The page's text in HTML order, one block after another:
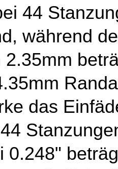
44
während
2.35mm
das
0.248"